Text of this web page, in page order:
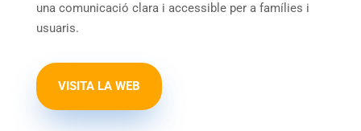
una comunicació clara i accessible per a famílies i
usuaris.
VISITA LA WEB